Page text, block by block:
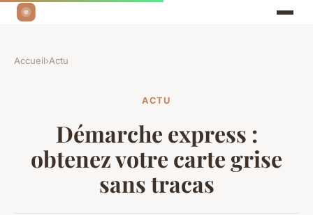
Accueil›Actu
ACTU
Démarche express :
obtenez votre carte grise
sans tracas